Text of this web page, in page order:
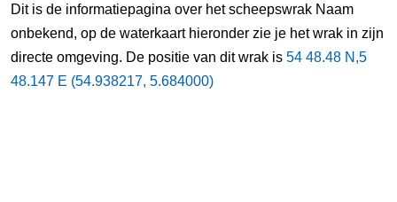
Dit is de informatiepagina over het scheepswrak Naam
onbekend, op de waterkaart hieronder zie je het wrak in zijn
directe omgeving. De positie van dit wrak is 54 48.48 N,5
48.147 E (54.938217, 5.684000)